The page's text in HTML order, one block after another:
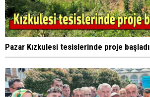
Pazar Kızkulesi tesislerinde proje başladı